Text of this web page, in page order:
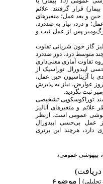
(15 بیمار) قرار گرفتند. علائم
حین و بعد عمل؛ متغیرهای
و درد، نیاز به ضددرد،
پس از عمل ثبت و
گاز خون شریانی تفاوت
متوسط درد، دوز ضددرد
تفاوت آماری معنی‌داری
اپیدورال توراسیک از
با آژیتاسیون حین عمل،
عوارض، نیاز به پذیرش
ثبت نگردید.
توراکوسکوپی تشخیصی
علائم و متغیرهای آنالیز
عمومی است. ازنظر
عمل بی‌حسی اپیدورال
دارد، هرچند این برتری
، بیهوشی عمومی،
| موضوع